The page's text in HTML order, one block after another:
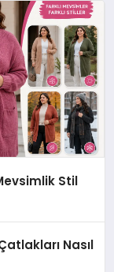
Stil
Nasıl